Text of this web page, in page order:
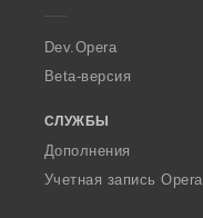
a
Dev.Opera
Beta-версия
СЛУЖБЫ
Дополнения
Учетная запись Opera